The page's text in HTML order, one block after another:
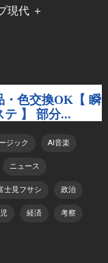
現代 ＋
ジック AI音楽
ニュース
士見フサシ 政治
経済 考察